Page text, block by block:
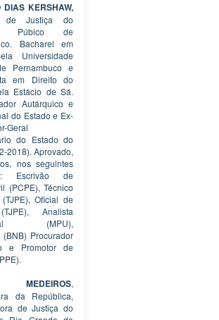
DIAS KERSHAW,
de Justiça do
Púbico de
Bacharel em
Universidade
Pernambuco e
em Direito do
Estácio de Sá.
Autárquico e
do Estado e Ex-
Geral
do Estado do
2018). Aprovado,
nos seguintes
Escrivão de
(PCPE), Técnico
Oficial de
Analista
(MPU),
(BNB) Procurador
e Promotor de
MEDEIROS,
da República,
de Justiça do